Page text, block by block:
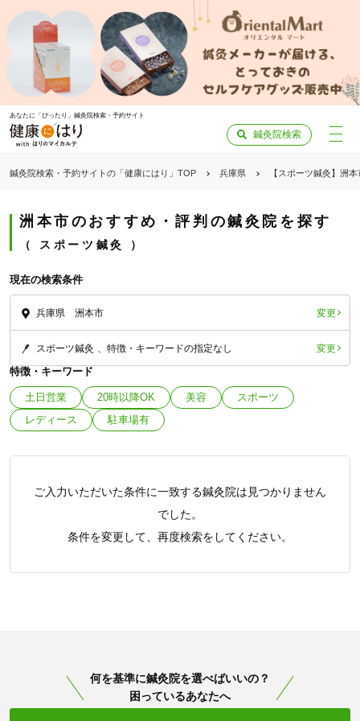
あなたに「ぴったり」鍼灸院検索・予約サイト
鍼灸院検索
鍼灸院検索・予約サイトの「健康にはり」TOP 兵庫県 【スポーツ鍼灸】洲
洲本市のおすすめ・評判の鍼灸院を探す
スポーツ鍼灸
現在の検索条件
兵庫県 洲本市 変更
スポーツ鍼灸 特徴・キーワードの指定なし 変更
特徴・キーワード
土日営業 20時以降OK 美容
スポーツ
レディース
駐車場有
ご入力いただいた条件に一致する鍼灸院は見つかりません
でした。
条件を変更して、再度検索をしてください。
「健康にはりを見た」
何を基準に鍼灸院を選べばいいの？
困っているあなたへ